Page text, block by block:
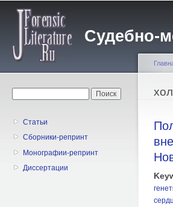
Судебно-
Статьи
Сборники-репринт
Монографии-репринт
Диссертации
Вы